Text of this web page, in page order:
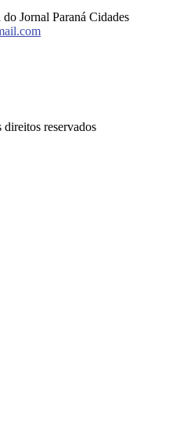
Jornal Paraná Cidades
reservados